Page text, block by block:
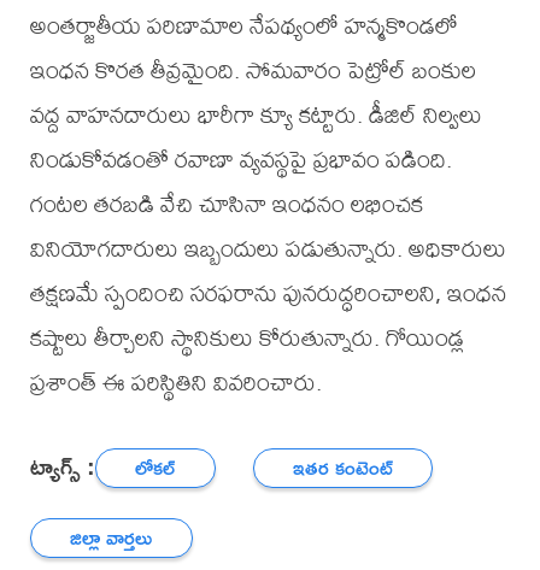
అంతర్జాతీయ పరిణామాల నేపథ్యంలో హన్మకొండలో
ఇంధన కొరత తీవ్రమైంది. సోమవారం పెట్రోల్ బంకుల
వద్ద వాహనదారులు భారీగా క్యూ కట్టారు. డీజిల్ నిల్వలు
నిండుకోవడంతో రవాణా వ్యవస్థపై ప్రభావం పడింది.
గంటల తరబడి వేచి చూసినా ఇంధనం లభించక
వినియోగదారులు ఇబ్బందులు పడుతున్నారు. అధికారులు
తక్షణమే స్పందించి సరఫరాను పునరుద్ధరించాలని, ఇంధన
కష్టాలు తీర్చాలని స్థానికులు కోరుతున్నారు. గోయిండ్ల
ప్రశాంత్ ఈ పరిస్థితిని వివరించారు.
ట్యాగ్స్ : లోకల్
ఇతర కంటెంట్
జిల్లా వార్తలు